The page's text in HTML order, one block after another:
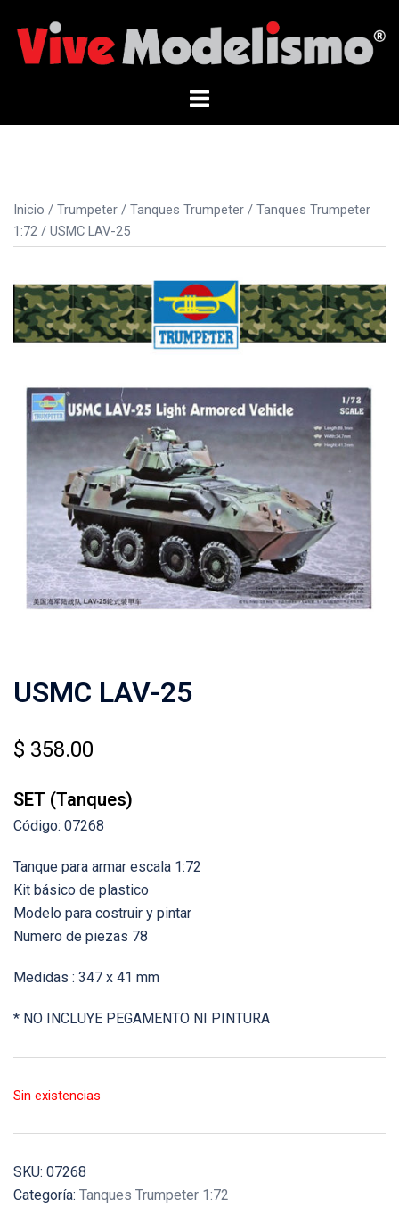
contenido
Alternar
Inicio / Trumpeter / Tanques Trumpeter / Tanques Trumpeter
1:72 / USMC LAV-25
USMC LAV-25
$ 358.00
SET (Tanques)
Código: 07268
Tanque para armar escala 1:72
Kit básico de plastico
Modelo para costruir y pintar
Numero de piezas 78
Medidas : 347 x 41 mm
* NO INCLUYE PEGAMENTO NI PINTURA
Sin existencias
SKU: 07268
Categoría: Tanques Trumpeter 1:72